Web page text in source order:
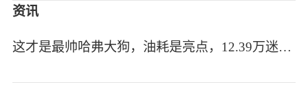
资讯
这才是最帅哈弗大狗，油耗是亮点，12.39万迷倒一片！